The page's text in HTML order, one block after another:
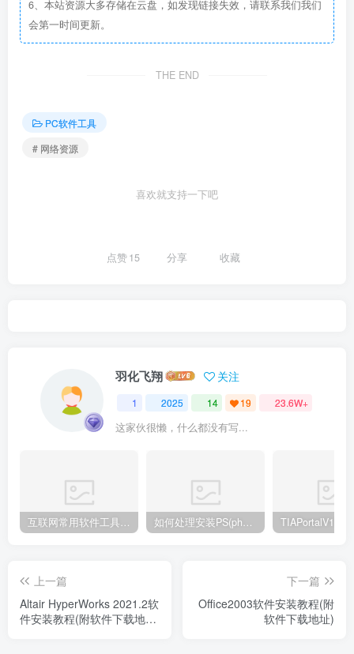
6、本站资源大多存储在云盘，如发现链接失效，请联系我们我们
会第一时间更新。
THE END
PC软件工具
# 网络资源
喜欢就支持一下吧
点赞15 分享 收藏
羽化飞翔 关注
1 2025 14 19 23.6W+
这家伙很懒，什么都没有写...
互联网常用软件工具资源汇总贴 如何处理安装PS(photoshop cc2018) 时，提示系统或者IE浏览器需要升级
上一篇
Altair HyperWorks 2021.2软
件安装教程(附软件下载地
下一篇
Office2003软件安装教程(附
软件下载地址)